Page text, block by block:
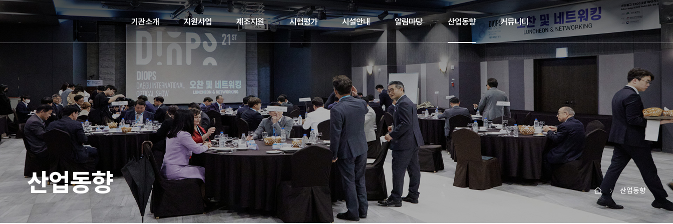
기관소개 지원사업 제조지원 시험평가 시설안내 알림마당 산업동향 커뮤니티
산업동향 산업동향